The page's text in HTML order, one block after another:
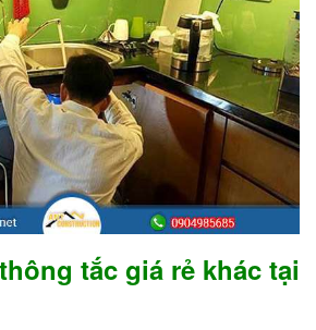
tắc giá rẻ khác tại